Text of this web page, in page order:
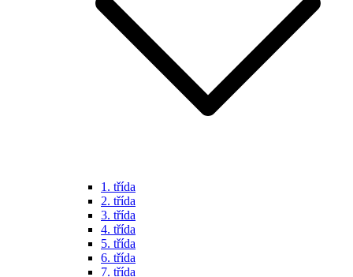
1. třída
2. třída
3. třída
4. třída
5. třída
6. třída
7. třída